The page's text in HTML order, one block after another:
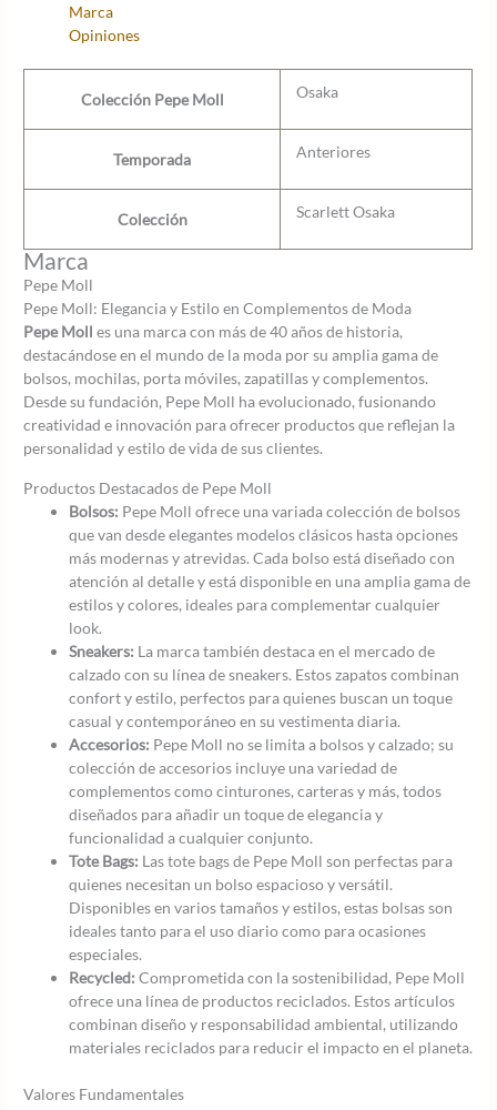
cantidadMarca
Opiniones
Colección Pepe Moll Osaka
Temporada Anteriores
Colección Scarlett Osaka
Marca
Pepe Moll
Pepe Moll: Elegancia y Estilo en Complementos de Moda
Pepe Moll es una marca con más de 40 años de historia,
destacándose en el mundo de la moda por su amplia gama de
bolsos, mochilas, porta móviles, zapatillas y complementos.
Desde su fundación, Pepe Moll ha evolucionado, fusionando
creatividad e innovación para ofrecer productos que reflejan la
personalidad y estilo de vida de sus clientes.
Productos Destacados de Pepe Moll
Bolsos: Pepe Moll ofrece una variada colección de bolsos
que van desde elegantes modelos clásicos hasta opciones
más modernas y atrevidas. Cada bolso está diseñado con
atención al detalle y está disponible en una amplia gama de
estilos y colores, ideales para complementar cualquier
look.
Sneakers: La marca también destaca en el mercado de
calzado con su línea de sneakers. Estos zapatos combinan
confort y estilo, perfectos para quienes buscan un toque
casual y contemporáneo en su vestimenta diaria.
Accesorios: Pepe Moll no se limita a bolsos y calzado; su
colección de accesorios incluye una variedad de
complementos como cinturones, carteras y más, todos
diseñados para añadir un toque de elegancia y
funcionalidad a cualquier conjunto.
Tote Bags: Las tote bags de Pepe Moll son perfectas para
quienes necesitan un bolso espacioso y versátil.
Disponibles en varios tamaños y estilos, estas bolsas son
ideales tanto para el uso diario como para ocasiones
especiales.
Recycled: Comprometida con la sostenibilidad, Pepe Moll
ofrece una línea de productos reciclados. Estos artículos
combinan diseño y responsabilidad ambiental, utilizando
materiales reciclados para reducir el impacto en el planeta.
Valores Fundamentales